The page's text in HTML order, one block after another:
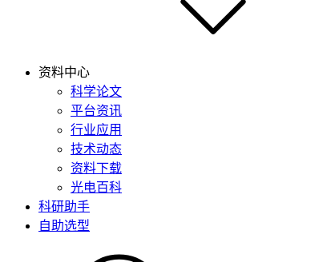
资料中心
科学论文
平台资讯
行业应用
技术动态
资料下载
光电百科
科研助手
自助选型